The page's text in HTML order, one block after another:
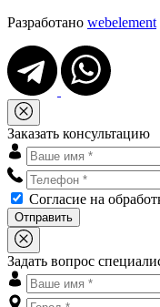
Разработано webelement
Заказать консультацию
Согласие на
Отправить
Задать вопрос